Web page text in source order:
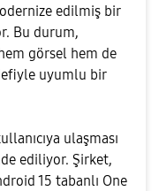
edilmiş bir
Bu durum,
görsel hem de
uyumlu bir
ulaşması
ediliyor. Şirket,
15 tabanlı One